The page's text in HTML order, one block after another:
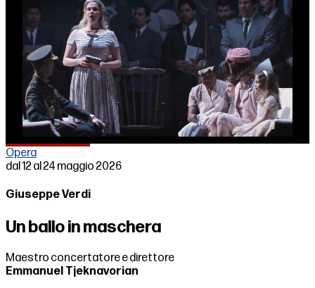
Unmute Loaded
100.00%
▶ ▶ ▶ ▶
Opera
dal 12 al 24 maggio 2026
Giuseppe Verdi
Un ballo in maschera
Maestro concertatore e direttore
Emmanuel Tjeknavorian